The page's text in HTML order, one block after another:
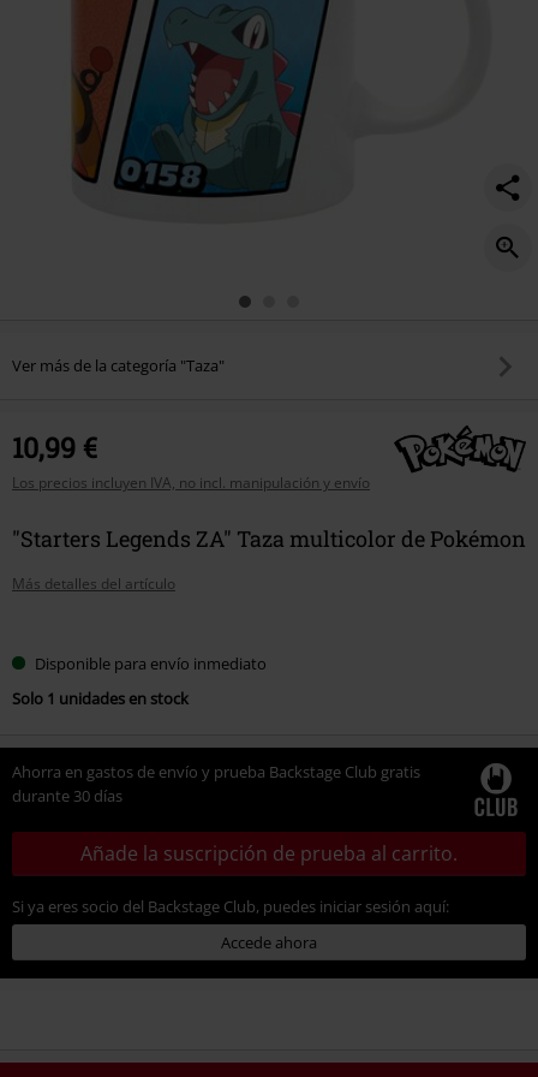
Ver más de la categoría "Taza"
10,99 €
Los precios incluyen IVA, no incl. manipulación y envío
"Starters Legends ZA" Taza multicolor de Pokémon
Más detalles del artículo
tu
talla
Disponible para envío inmediato
Solo 1 unidades en stock
Ahorra en gastos de envío y prueba Backstage Club gratis
durante 30 días
Añade la suscripción de prueba al carrito.
Si ya eres socio del Backstage Club, puedes iniciar sesión aquí:
Accede ahora